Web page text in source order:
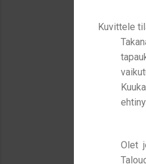
Kuvittele
Olet